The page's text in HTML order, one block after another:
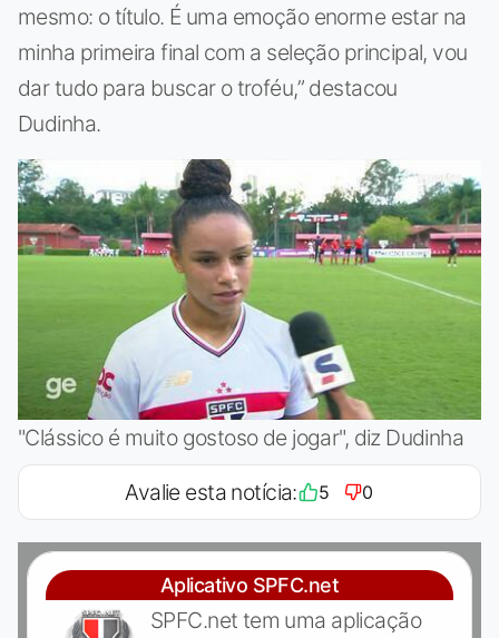
mesmo: o título. É uma emoção enorme estar na
minha primeira final com a seleção principal, vou
dar tudo para buscar o troféu,” destacou
Dudinha.
"Clássico é muito gostoso de jogar", diz Dudinha
Avalie esta notícia: 5 0
Aplicativo SPFC.net
SPFC.net tem uma aplicação